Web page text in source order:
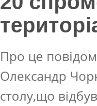
Про це
Олександр
столу,що